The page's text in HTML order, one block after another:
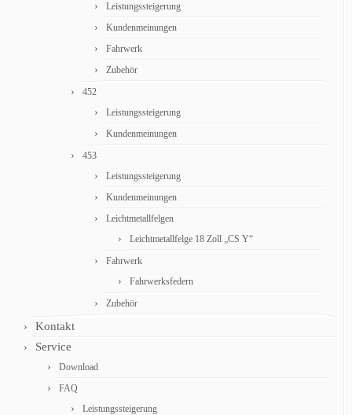
Leistungssteigerung
Kundenmeinungen
Fahrwerk
Zubehör
452
Leistungssteigerung
Kundenmeinungen
453
Leistungssteigerung
Kundenmeinungen
Leichtmetallfelgen
Leichtmetallfelge 18 Zoll „CS Y“
Fahrwerk
Fahrwerksfedern
Zubehör
Kontakt
Service
Download
FAQ
Leistungssteigerung